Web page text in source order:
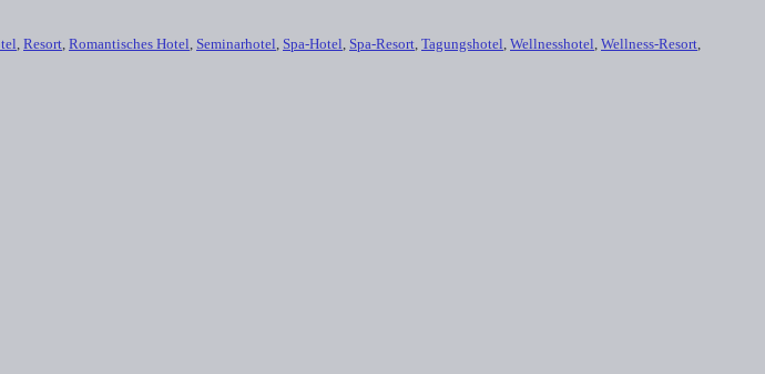
, Resort, Romantisches Hotel, Seminarhotel, Spa-Hotel, Spa-Resort, Tagungshotel, Wellnesshotel, Wellness-Resort,